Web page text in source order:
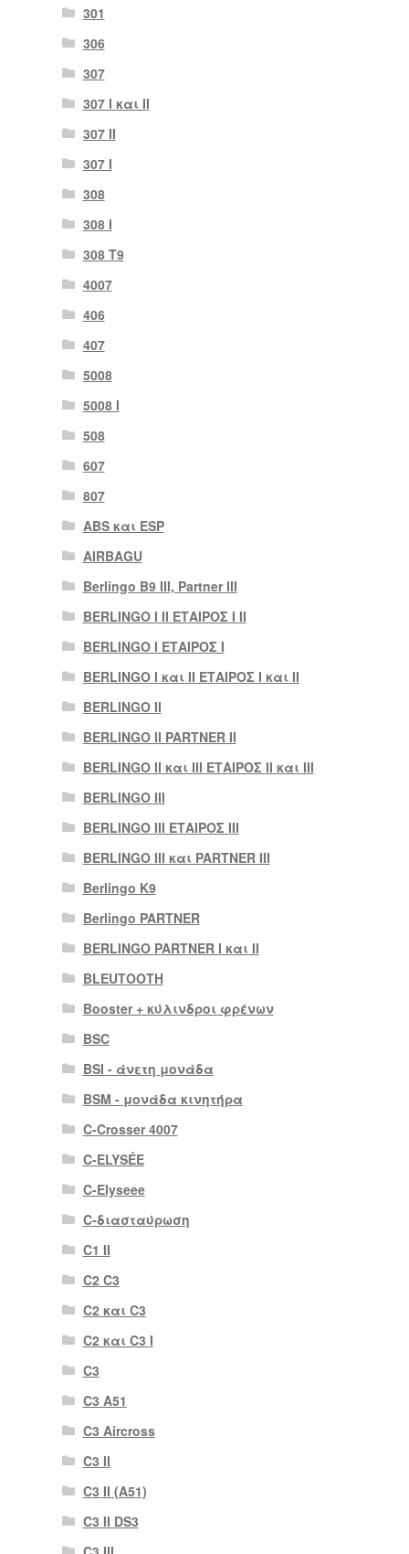
301
306
307
307 I και II
307 II
307 Ι
308
308 Ι
308 Τ9
4007
406
407
5008
5008 Ι
508
607
807
ABS και ESP
AIRBAGU
Berlingo B9 III, Partner III
BERLINGO I II ΕΤΑΙΡΟΣ I II
BERLINGO I ΕΤΑΙΡΟΣ Ι
BERLINGO I και II ΕΤΑΙΡΟΣ I και II
BERLINGO II
BERLINGO II PARTNER II
BERLINGO II και III ΕΤΑΙΡΟΣ II και III
BERLINGO III
BERLINGO III ΕΤΑΙΡΟΣ III
BERLINGO III και PARTNER III
Berlingo K9
Berlingo PARTNER
BERLINGO PARTNER I και II
BLEUTOOTH
Booster + κύλινδροι φρένων
BSC
BSI - άνετη μονάδα
BSM - μονάδα κινητήρα
C-Crosser 4007
C-ELYSÉE
C-Elyseee
C-διασταύρωση
C1 II
C2 C3
C2 και C3
C2 και C3 I
C3
C3 A51
C3 Aircross
C3 II
C3 II (A51)
C3 II DS3